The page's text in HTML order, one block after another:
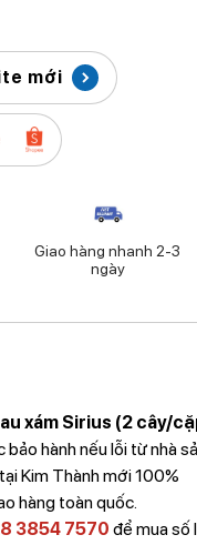
mới
Giao hàng nhanh 2-3
ngày
xám Sirius (2 cây/
bảo hành nếu lỗi từ nhà
Kim Thành mới 100%
hàng toàn quốc.
3854 7570 để mua số